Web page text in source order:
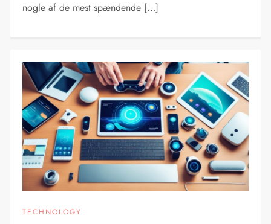
nogle af de mest spændende […]
TECHNOLOGY